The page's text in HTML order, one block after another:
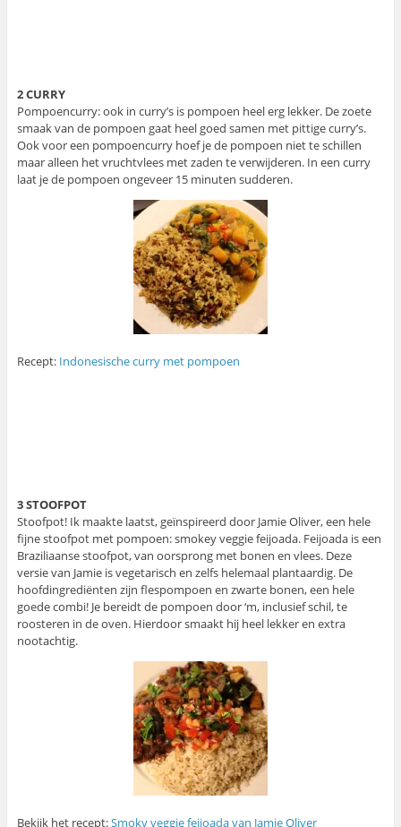
2 CURRY
Pompoencurry: ook in curry’s is pompoen heel erg lekker. De zoete
smaak van de pompoen gaat heel goed samen met pittige curry’s.
Ook voor een pompoencurry hoef je de pompoen niet te schillen
maar alleen het vruchtvlees met zaden te verwijderen. In een curry
laat je de pompoen ongeveer 15 minuten sudderen.
Recept: Indonesische curry met pompoen
3 STOOFPOT
Stoofpot! Ik maakte laatst, geïnspireerd door Jamie Oliver, een hele
fijne stoofpot met pompoen: smokey veggie feijoada. Feijoada is een
Braziliaanse stoofpot, van oorsprong met bonen en vlees. Deze
versie van Jamie is vegetarisch en zelfs helemaal plantaardig. De
hoofdingrediënten zijn flespompoen en zwarte bonen, een hele
goede combi! Je bereidt de pompoen door ‘m, inclusief schil, te
roosteren in de oven. Hierdoor smaakt hij heel lekker en extra
nootachtig.
Bekijk het recept:Smoky veggie feijoada van Jamie Oliver